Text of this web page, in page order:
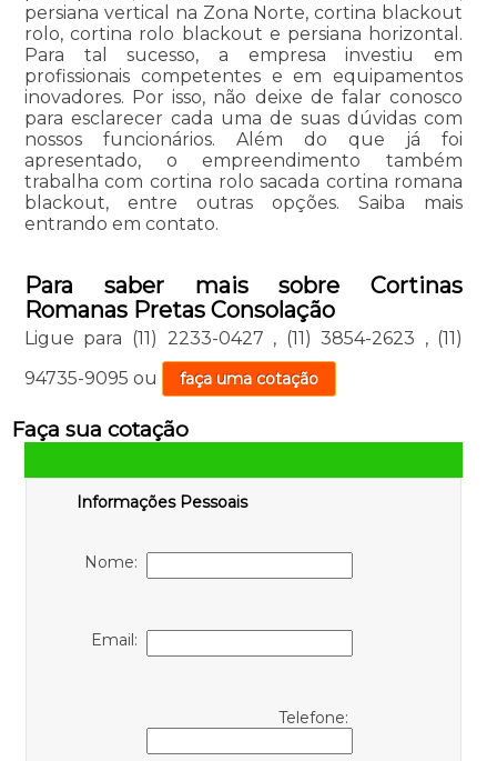
persiana vertical na Zona Norte, cortina blackout
rolo, cortina rolo blackout e persiana horizontal.
Para tal sucesso, a empresa investiu em
profissionais competentes e em equipamentos
inovadores. Por isso, não deixe de falar conosco
para esclarecer cada uma de suas dúvidas com
nossos funcionários. Além do que já foi
apresentado, o empreendimento também
trabalha com cortina rolo sacada cortina romana
blackout, entre outras opções. Saiba mais
entrando em contato.
Para saber mais sobre Cortinas
Romanas Pretas Consolação
Ligue para (11) 2233-0427 , (11) 3854-2623 , (11)
94735-9095 ou faça uma cotação
Faça sua cotação
Informações Pessoais
Nome:
Email:
Telefone: